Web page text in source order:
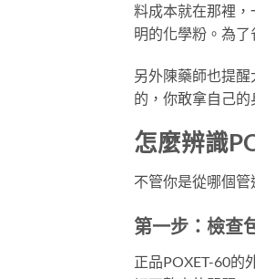
料成本就在那裡
明的化學粉。為了
另外陳藥師也提
的，你敢拿自己的
怎麼辨識
不管你是從哪個
第一步：檢查
正品POXET-60的